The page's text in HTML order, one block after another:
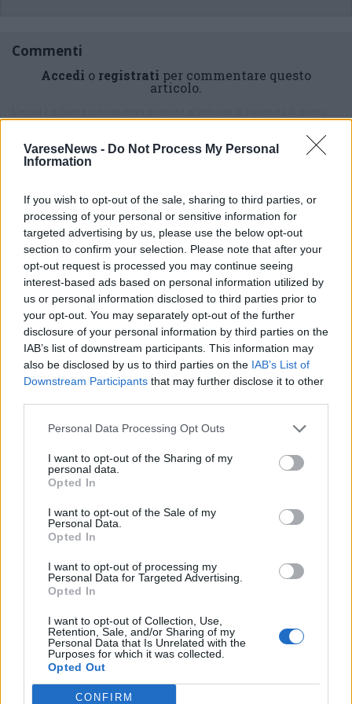
VareseNews - Do Not Process My Personal
Information
If you wish to opt-out of the sale, sharing to third parties, or
processing of your personal or sensitive information for
targeted advertising by us, please use the below opt-out
section to confirm your selection. Please note that after your
opt-out request is processed you may continue seeing
interest-based ads based on personal information utilized by
us or personal information disclosed to third parties prior to
your opt-out. You may separately opt-out of the further
disclosure of your personal information by third parties on the
IAB’s list of downstream participants. This information may
also be disclosed by us to third parties on the IAB’s List of
Downstream Participants that may further disclose it to other
Personal Data Processing Opt Outs
I want to opt-out of the Sharing of my
personal data.
Opted In
I want to opt-out of the Sale of my
Personal Data.
Opted In
I want to opt-out of processing my
Personal Data for Targeted Advertising.
Opted In
I want to opt-out of Collection, Use,
Retention, Sale, and/or Sharing of my
Personal Data that Is Unrelated with the
Purposes for which it was collected.
Opted Out
CONFIRM
Commenti
Accedi o registrati per commentare questo
articolo.
commento esprime il pensiero dell'autore e non rappresenta la linea editoriale
commenti non sono testi giornalistici, ma post inviati dai singoli lettori che
possono essere automaticamente pubblicati senza filtro preventivo. I commenti
che includano uno o più link a siti esterni verranno rimossi in automatico dal
sistema.
ADV
DALLA HOME